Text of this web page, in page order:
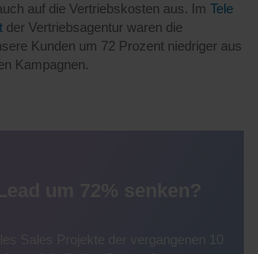
auf die Vertriebskosten aus. Im Tele
der Vertriebsagentur waren die
Kunden um 72 Prozent niedriger aus
Kampagnen.
Sales Projekte der vergangenen 10